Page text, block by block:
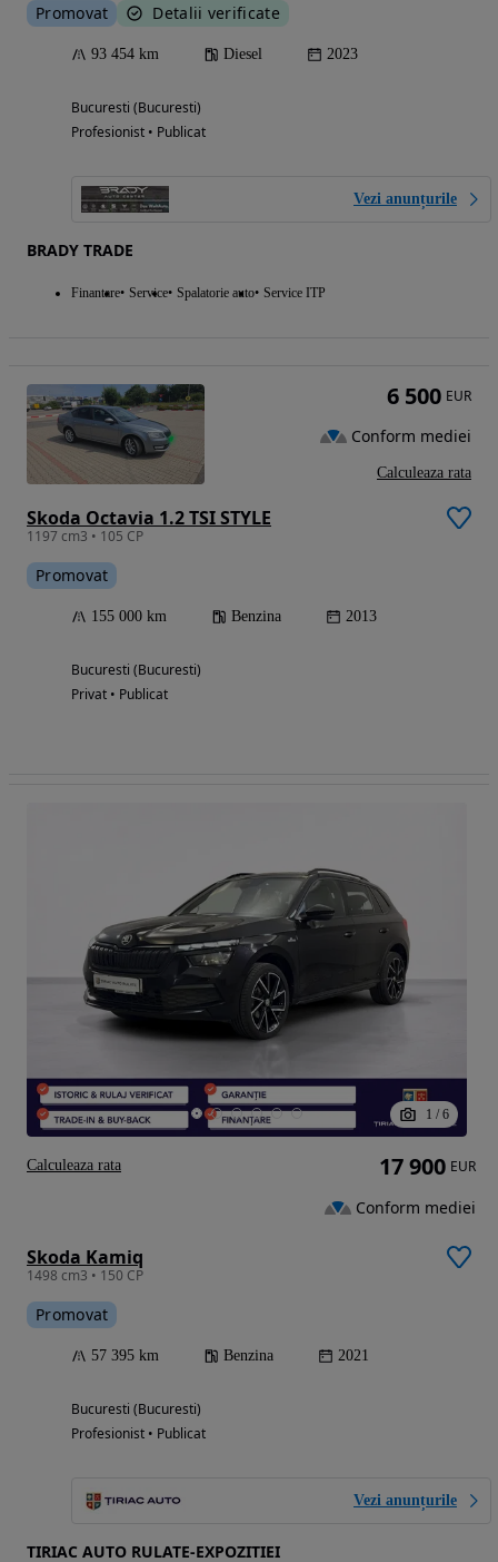
Promovat Detalii verificate
93 454 km Diesel 2023
Bucuresti (Bucuresti)
Profesionist • Publicat
Vezi anunțurile
BRADY TRADE
Finantare Service Spalatorie auto Service ITP
Skoda Octavia 1.2 TSI STYLE
1197 cm3 • 105 CP
Promovat
155 000 km Benzina 2013
Bucuresti (Bucuresti)
Privat • Publicat
6 500 EUR
Conform mediei
Calculeaza rata
1 / 6
Skoda Kamiq
1498 cm3 • 150 CP
Promovat
57 395 km Benzina 2021
Bucuresti (Bucuresti)
Profesionist • Publicat
Vezi anunțurile
TIRIAC AUTO RULATE-EXPOZITIEI
17 900 EUR
Conform mediei
Calculeaza rata